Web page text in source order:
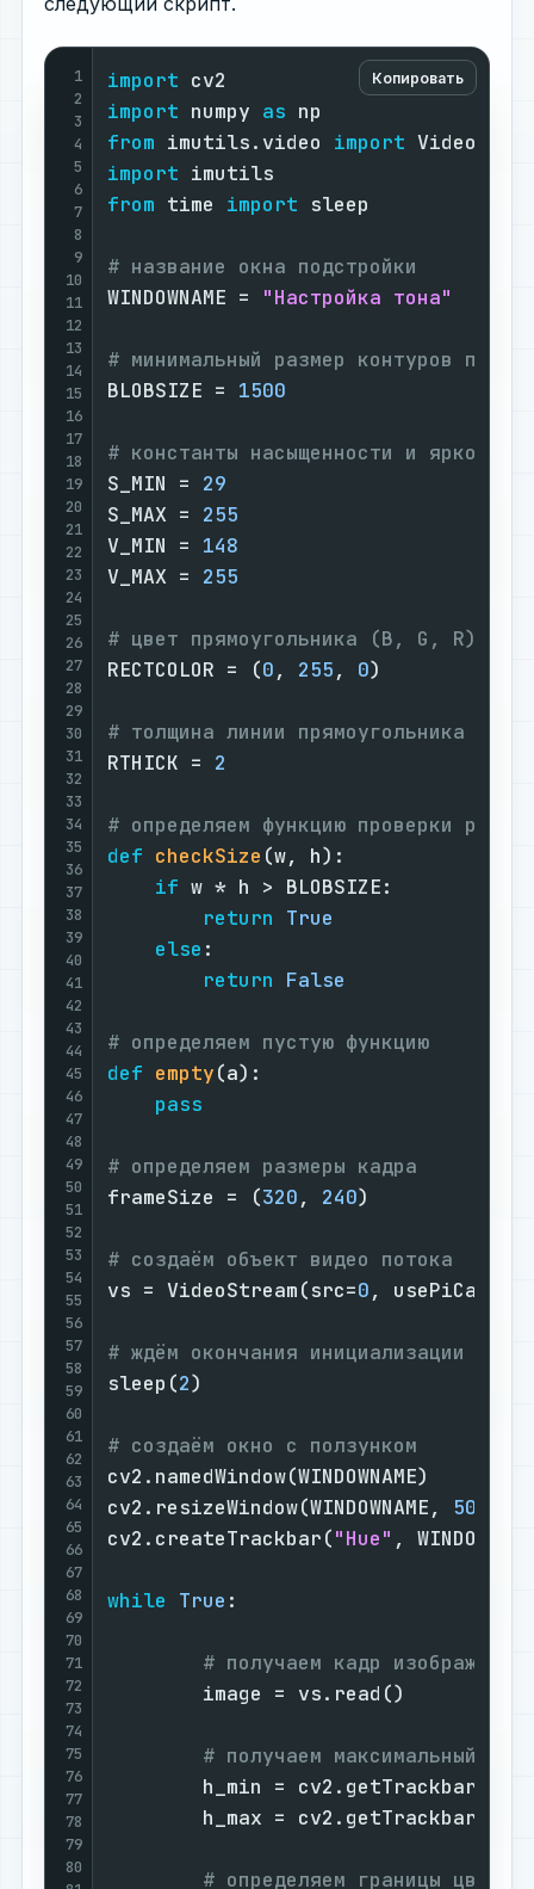
Копировать
1
2
3
4
5
6
7
8
9
10
11
12
13
14
15
16
17
18
19
20
21
22
23
24
25
26
27
28
29
30
31
32
33
34
35
36
37
38
39
40
41
42
43
44
45
46
47
48
49
50
51
52
53
54
55
56
57
58
59
60
61
62
63
64
65
66
67
68
69
70
71
72
73
74
75
76
77
78
79
80
import
import numpy as
from imutils.video import
import
from time import sleep
# название окна подстройки
WINDOWNAME = "Настройка тона"
# минимальный размер контуров пятна
BLOBSIZE = 1500
# константы насыщенности и яркости
S_MIN = 29
S_MAX = 255
V_MIN = 148
V_MAX = 255
# цвет прямоугольника (B, G, R)
RECTCOLOR = (0, 255, 0)
# толщина линии прямоугольника
RTHICK = 2
# определяем функцию проверки
def checkSize (w, h):
if w * h > BLOBSIZE:
return True
else :
return False
# определяем пустую функцию
def empty(a):
pass
# определяем размеры кадра
frameSize = (320, 240)
# создаём объект видео потока
vs = VideoStream(src=0,
# ждём окончания инициализации
sleep(2)
# создаём окно с ползунком
cv2.namedWindow(WINDOWNAME)
cv2.resizeWindow(WINDOWNAME, 500
cv2.createTrackbar("Hue" ,
while True :
# получаем кадр изображения
        image = vs.read()
# получаем максимальный и
        h_min = cv2.getTrackbarPos(
        h_max = cv2.getTrackbarPos(
# определяем границы цвета